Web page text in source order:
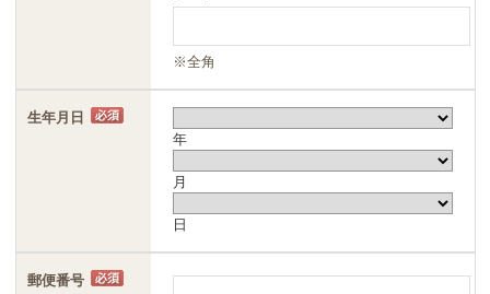
※全角
生年月日
年
月
日
郵便番号